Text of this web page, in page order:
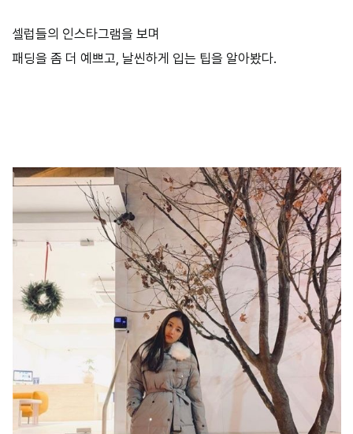
셀럽들의 인스타그램을 보며
패딩을 좀 더 예쁘고, 날씬하게 입는 팁을 알아봤다.